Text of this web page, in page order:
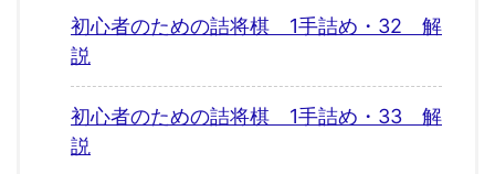
初心者のための詰将棋 1手詰め・32 解
説
初心者のための詰将棋 1手詰め・33 解
説